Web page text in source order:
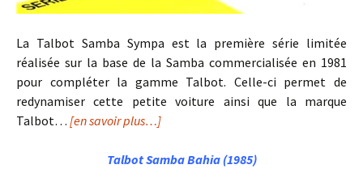
La Talbot Samba Sympa est la première série limitée
réalisée sur la base de la Samba commercialisée en 1981
pour compléter la gamme Talbot. Celle-ci permet de
redynamiser cette petite voiture ainsi que la marque
Talbot… [en savoir plus…]
Talbot Samba Bahia (1985)